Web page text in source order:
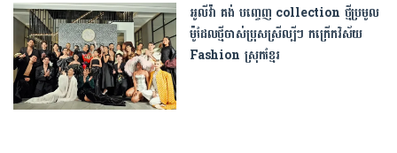
អូលីវ៉ា គង់ បញ្ចេញ ​collection ថ្មី​ប្រមូល​
ម៉ូដែល​ថ្មីចាស់ប្រុសស្រីល្បីៗ កក្រើកវិស័យ
Fashion ស្រុកខ្មែរ